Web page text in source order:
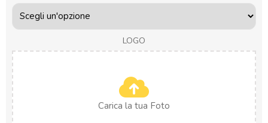
LOGO
Carica la tua Foto